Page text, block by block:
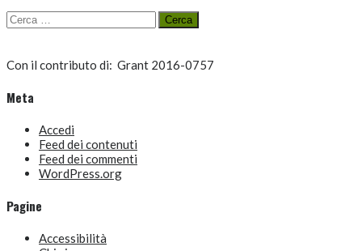
Ricerca
per:
Con il contributo di: Grant 2016-0757
Meta
Accedi
Feed dei contenuti
Feed dei commenti
WordPress.org
Pagine
Accessibilità